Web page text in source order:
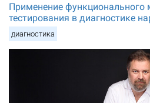
Применение
тестирования в диагностике
диагностика